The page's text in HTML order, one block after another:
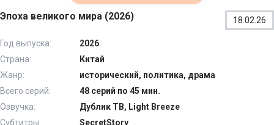
Эпоха великого мира (2026) 18.02.26
Год выпуска:
2026
Страна:
Китай
Жанр:
исторический, политика, драма
Всего серий:
48 серий по 45 мин.
Озвучка:
Дублик ТВ, Light Breeze
Субтитры:
SecretStory